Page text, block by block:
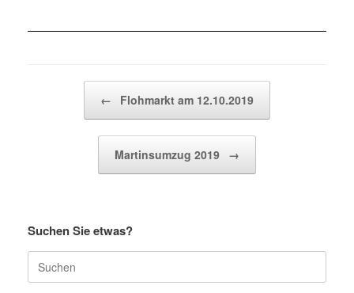
← Flohmarkt am 12.10.2019
Martinsumzug 2019 →
Suchen Sie etwas?
Suche
nach: